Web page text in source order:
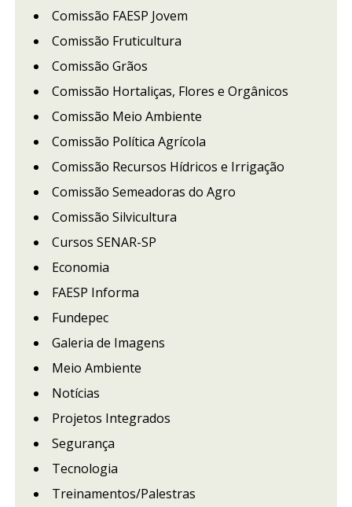
Comissão FAESP Jovem
Comissão Fruticultura
Comissão Grãos
Comissão Hortaliças, Flores e Orgânicos
Comissão Meio Ambiente
Comissão Política Agrícola
Comissão Recursos Hídricos e Irrigação
Comissão Semeadoras do Agro
Comissão Silvicultura
Cursos SENAR-SP
Economia
FAESP Informa
Fundepec
Galeria de Imagens
Meio Ambiente
Notícias
Projetos Integrados
Segurança
Tecnologia
Treinamentos/Palestras